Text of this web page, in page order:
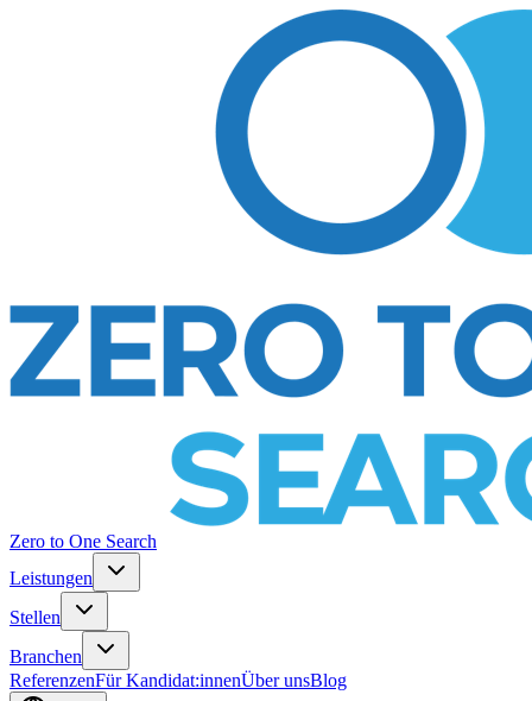
Zero to One Search
Leistungen
Stellen
Branchen
ReferenzenFür Kandidat:innenÜber unsBlog